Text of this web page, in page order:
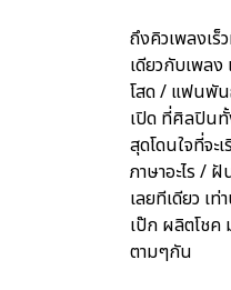
ถึงคิวเพลงเ
เดียวกับเพล
โสด / แฟนพัน
เปิด ที่ศิลปินทั้
สุดโดนใจที่จ
ภาษาอะไร /
เลยทีเดียว เ
เป๊ก ผลิตโชค
ตามๆกัน